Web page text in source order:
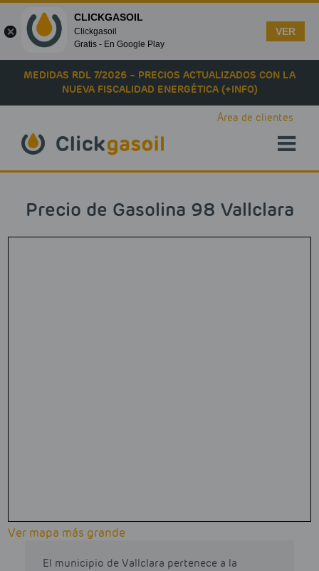
Skip to main content
MEDIDAS RDL 7/2026 – PRECIOS ACTUALIZADOS CON LA
NUEVA FISCALIDAD ENERGÉTICA (+INFO)
Área de clientes
Precio de Gasolina 98 Vallclara
Ver mapa más grande
El municipio de Vallclara pertenece a la
CLICKGASOIL
Clickgasoil
Gratis - En Google Play
VER